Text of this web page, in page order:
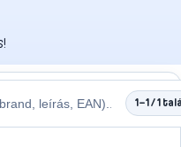
1–1 / 1